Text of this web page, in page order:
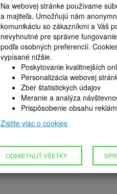
Na webovej stránke používame
a majiteľa. Umožňujú nám
komunikáciu so zákazníkmi a Váš
nevyhnutné pre správne
podľa osobných preferencií.
vypísané nižšie.
Poskytovanie kvalitnejších
Personalizácia webovej
Zber štatistických údajov
Meranie a analýza
Prispôsobenie obsahu reklám
Zistite viac o cookies
ODMIETNUŤ VŠETKY